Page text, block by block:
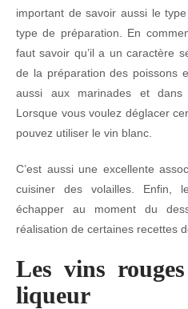
important de savoir aussi le
type de préparation. En
faut savoir qu’il a un caractère
de la préparation des poissons
aussi aux marinades et dans
Lorsque vous voulez déglacer
pouvez utiliser le vin blanc.
C’est aussi une excellente
cuisiner des volailles. Enfin,
échapper au moment du
réalisation de certaines recettes
Les vins
liqueur